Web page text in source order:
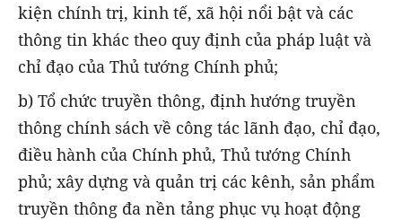
kiện chính trị, kinh tế, xã hội nổi bật và các
thông tin khác theo quy định của pháp luật và
chỉ đạo của Thủ tướng Chính phủ;
b) Tổ chức truyền thông, định hướng truyền
thông chính sách về công tác lãnh đạo, chỉ đạo,
điều hành của Chính phủ, Thủ tướng Chính
phủ; xây dựng và quản trị các kênh, sản phẩm
truyền thông đa nền tảng phục vụ hoạt động